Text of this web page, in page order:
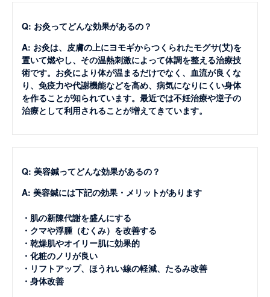
Q: お灸ってどんな効果があるの？
A: お灸は、皮膚の上にヨモギからつくられたモグサ(艾)を
置いて燃やし、その温熱刺激によって体調を整える治療技
術です。お灸により体が温まるだけでなく、血流が良くな
り、免疫力や代謝機能などを高め、病気になりにくい身体
を作ることが知られています。最近では不妊治療や逆子の
治療として利用されることが増えてきています。
Q: 美容鍼ってどんな効果があるの？
A: 美容鍼には下記の効果・メリットがあります
・肌の新陳代謝を盛んにする
・クマや浮腫（むくみ）を改善する
・乾燥肌やオイリー肌に効果的
・化粧のノリが良い
・リフトアップ、ほうれい線の軽減、たるみ改善
・身体改善